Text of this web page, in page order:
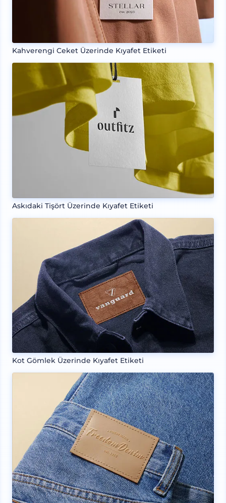
Kahverengi Ceket Üzerinde Kıyafet Etiketi
Askıdaki Tişört Üzerinde Kıyafet Etiketi
Kot Gömlek Üzerinde Kıyafet Etiketi